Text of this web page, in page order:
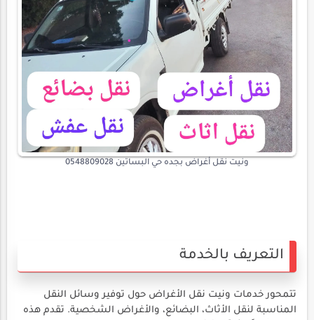
ونيت نقل أغراض بجده حي البساتين 0548809028
التعريف بالخدمة
تتمحور خدمات ونيت نقل الأغراض حول توفير وسائل النقل
المناسبة لنقل الأثاث، البضائع، والأغراض الشخصية. تقدم هذه